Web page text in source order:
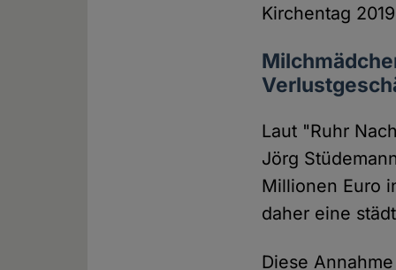
Kirchentag
Laut "Ruhr
Jörg
Millionen Euro
daher eine
Diese